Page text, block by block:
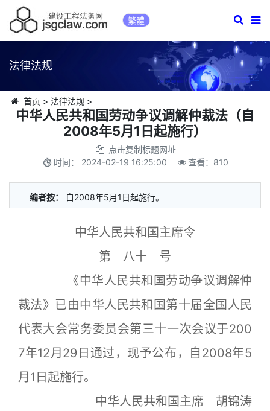
繁體
法律法规
首页 > 法律法规 >
中华人民共和国劳动争议调解仲裁法（自
2008年5月1日起施行）
点击复制标题网址
时间： 2024-02-19 16:25:00 查看： 810
编者按： 自2008年5月1日起施行。
中华人民共和国主席令
第 八十 号
《中华人民共和国劳动争议调解仲
裁法》已由中华人民共和国第十届全国人民
代表大会常务委员会第三十一次会议于200
7年12月29日通过，现予公布，自2008年5
月1日起施行。
中华人民共和国主席 胡锦涛